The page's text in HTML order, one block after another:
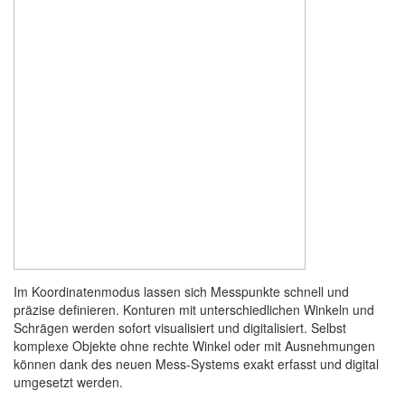
Im Koordinatenmodus lassen sich Messpunkte schnell und
präzise definieren. Konturen mit unterschiedlichen Winkeln und
Schrägen werden sofort visualisiert und digitalisiert. Selbst
komplexe Objekte ohne rechte Winkel oder mit Ausnehmungen
können dank des neuen Mess-Systems exakt erfasst und digital
umgesetzt werden.